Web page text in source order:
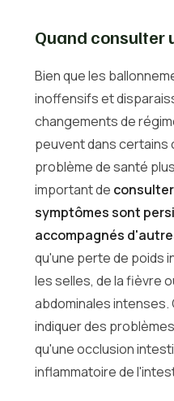
Quand consulter
Bien que les
inoffensifs et
changements de
peuvent dans certains
problème de santé
important de
symptômes sont
accompagnés
qu'une perte de poids
les selles, de la fièvre
abdominales
indiquer des
qu'une occlusion
inflammatoire de